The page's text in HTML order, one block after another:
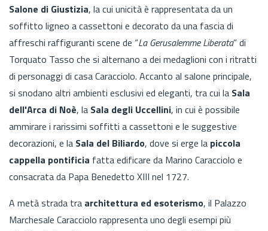
Salone di Giustizia, la cui unicità è rappresentata da un
soffitto ligneo a cassettoni e decorato da una fascia di
affreschi raffiguranti scene de “La Gerusalemme Liberata” di
Torquato Tasso che si alternano a dei medaglioni con i ritratti
di personaggi di casa Caracciolo. Accanto al salone principale,
si snodano altri ambienti esclusivi ed eleganti, tra cui la Sala
dell'Arca di Noè, la Sala degli Uccellini, in cui è possibile
ammirare i rarissimi soffitti a cassettoni e le suggestive
decorazioni, e la Sala del Biliardo, dove si erge la piccola
cappella pontificia fatta edificare da Marino Caracciolo e
consacrata da Papa Benedetto XIII nel 1727.
A metà strada tra architettura ed esoterismo, il Palazzo
Marchesale Caracciolo rappresenta uno degli esempi più